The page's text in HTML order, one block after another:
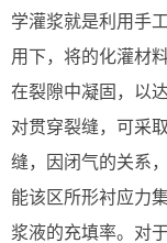
学灌浆就是利用手
用下，将的化灌材
在裂隙中凝固，以
对贯穿裂缝，可采
缝，因闭气的关系
能该区所形衬应力
浆液的充填率。对